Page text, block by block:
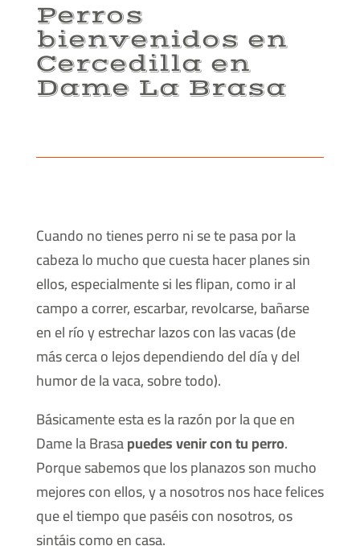
Perros
bienvenidos en
Cercedilla en
Dame La Brasa
Cuando no tienes perro ni se te pasa por la
cabeza lo mucho que cuesta hacer planes sin
ellos, especialmente si les flipan, como ir al
campo a correr, escarbar, revolcarse, bañarse
en el río y estrechar lazos con las vacas (de
más cerca o lejos dependiendo del día y del
humor de la vaca, sobre todo).
Básicamente esta es la razón por la que en
Dame la Brasapuedes venir con tu perro.
Porque sabemos que los planazos son mucho
mejores con ellos, y a nosotros nos hace felices
que el tiempo que paséis con nosotros, os
sintáis como en casa.